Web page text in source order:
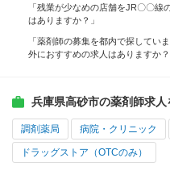
「残業が少なめの店舗をJR〇〇
はありますか？」
「薬剤師の募集を都内で探してい
外におすすめの求人はありますか
兵庫県高砂市の薬剤師求
調剤薬局 病院・クリニック
ドラッグストア（OTCのみ）